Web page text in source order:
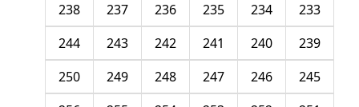
233
234
235
236
237
238
239
240
241
242
243
244
245
246
247
248
249
250